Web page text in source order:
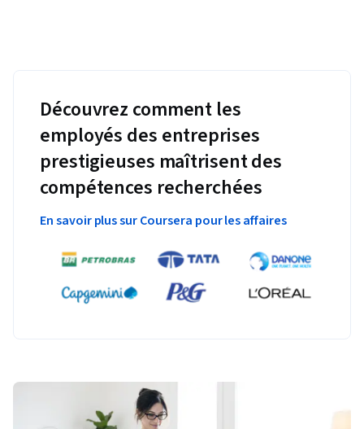
Découvrez comment les
employés des entreprises
prestigieuses maîtrisent des
compétences recherchées
En savoir plus sur Coursera pour les affaires